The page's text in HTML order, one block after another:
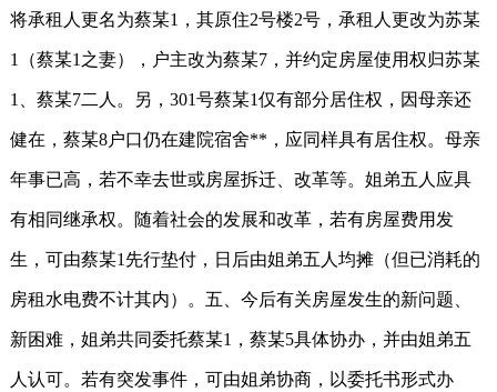
将承租人更名为蔡某1，其原住2号楼2号，承租人更改为苏某
1（蔡某1之妻），户主改为蔡某7，并约定房屋使用权归苏某
1、蔡某7二人。另，301号蔡某1仅有部分居住权，因母亲还
健在，蔡某8户口仍在建院宿舍**，应同样具有居住权。母亲
年事已高，若不幸去世或房屋拆迁、改革等。姐弟五人应具
有相同继承权。随着社会的发展和改革，若有房屋费用发
生，可由蔡某1先行垫付，日后由姐弟五人均摊（但已消耗的
房租水电费不计其内）。五、今后有关房屋发生的新问题、
新困难，姐弟共同委托蔡某1，蔡某5具体协办，并由姐弟五
人认可。若有突发事件，可由姐弟协商，以委托书形式办